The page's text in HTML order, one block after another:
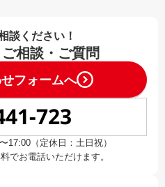
談ください！
相談・ご質問
フォームへ
723
17:00（定休日：土日祝）
でお電話いただけます。